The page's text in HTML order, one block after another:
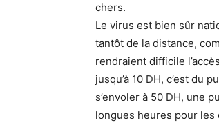
chers.
Le virus est bien sûr
tantôt de la distance,
rendraient difficile
jusqu’à 10 DH, c’est du
s’envoler à 50 DH, une
longues heures pour